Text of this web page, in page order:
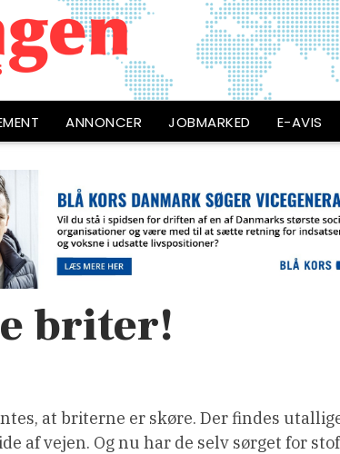
ANNONCER JOBMARKED E-AVIS
briter!
at briterne er skøre. Der findes
af vejen. Og nu har de selv sørget for